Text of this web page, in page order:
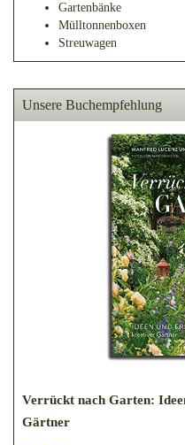
Gartenbänke
Mülltonnenboxen
Streuwagen
Unsere Buchempfehlung
Verrückt nach Garten:
Gärtner